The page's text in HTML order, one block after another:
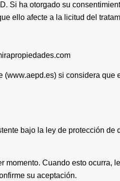
Si ha otorgado su
ello afecte a la licitud del
si considera que
bajo la ley de protección de
Cuando esto ocurra,
su aceptación.